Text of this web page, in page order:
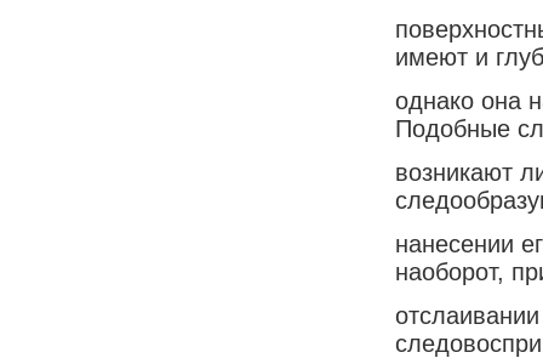
имеют и
однако она
Подобные
возникают
нанесении
наоборот,